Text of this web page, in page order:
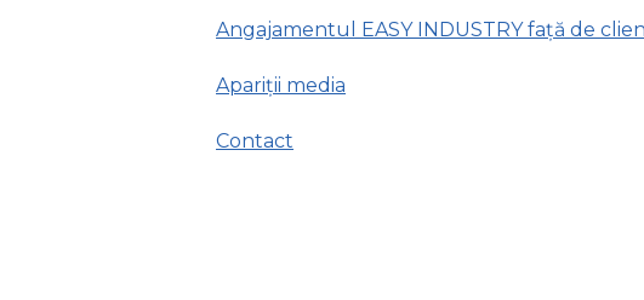
Angajamentul EASY INDUSTRY față de
Apariții media
Contact